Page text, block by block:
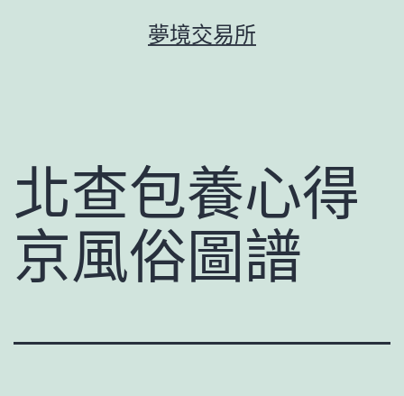
夢境交易所
北查包養心得
京風俗圖譜